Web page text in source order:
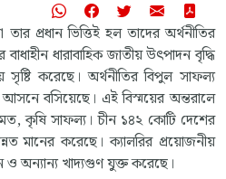
তার প্রধান ভিত্তিই হল তাদের অর্থনীতির
ধারাবাহিক জাতীয় উৎপাদন বৃদ্ধি
করেছে। অর্থনীতির বিপুল সাফল্য
আসনে বসিয়েছে। এই বিস্ময়ের অন্তরালে
কৃষি সাফল্য। চীন ১৪২ কোটি দেশের
মানের করেছে। ক্যালরির প্রয়োজনীয়
ও অন্যান্য খাদ্যগুণ যুক্ত করেছে।